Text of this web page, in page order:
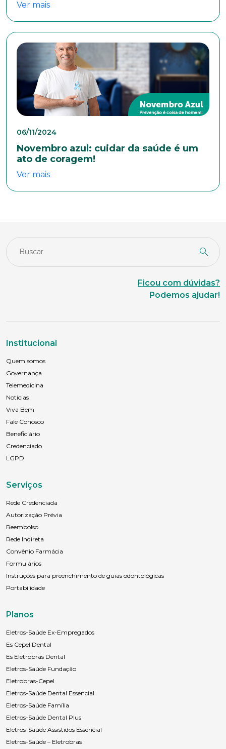
Ver mais
06/11/2024
Novembro azul: cuidar da saúde é um
ato de coragem!
Ver mais
Ficou com dúvidas?
Podemos ajudar!
Institucional
Quem somos
Governança
Telemedicina
Notícias
Viva Bem
Fale Conosco
Beneficiário
Credenciado
LGPD
Serviços
Rede Credenciada
Autorização Prévia
Reembolso
Rede Indireta
Convênio Farmácia
Formulários
Instruções para preenchimento de guias odontológicas
Portabilidade
Planos
Eletros-Saúde Ex-Empregados
Es Cepel Dental
Es Eletrobras Dental
Eletros-Saúde Fundação
Eletrobras-Cepel
Eletros-Saúde Dental Essencial
Eletros-Saúde Família
Eletros-Saúde Dental Plus
Eletros-Saúde Assistidos Essencial
Eletros-Saúde – Eletrobras
Naturalidade
Sexo
Outros
Anexar currículo*